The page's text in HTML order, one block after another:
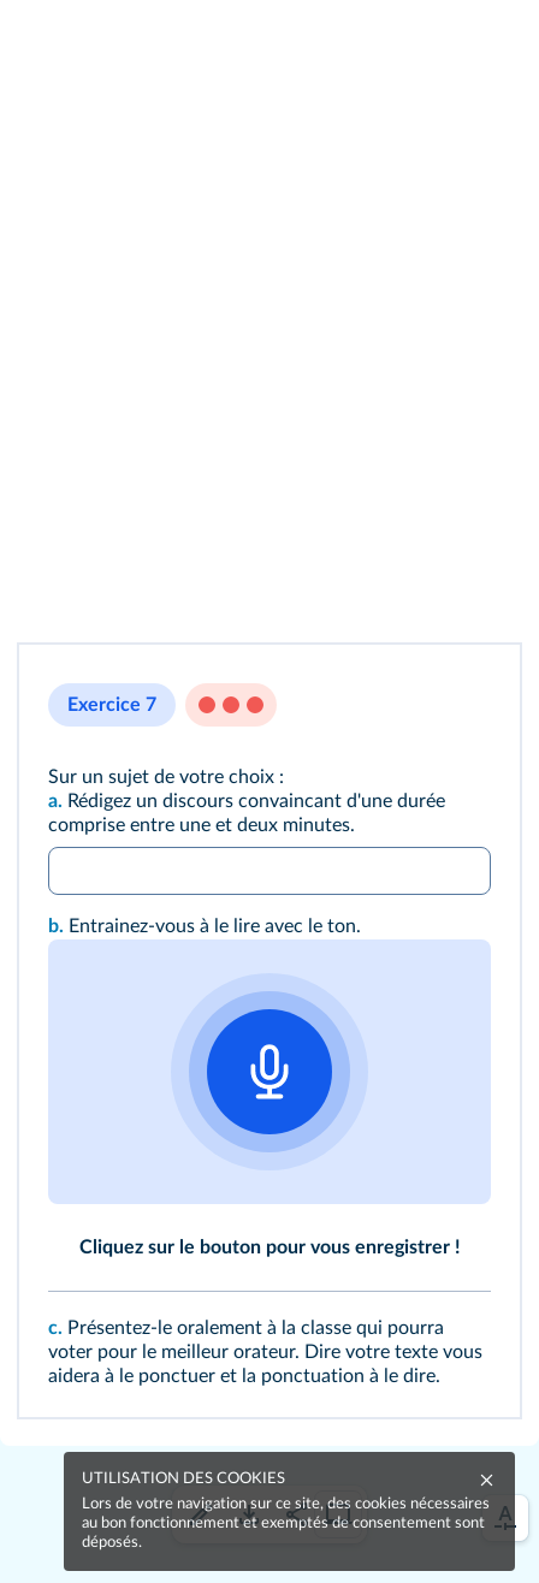
Exercice 7
Sur un sujet de votre choix :
a. Rédigez un discours convaincant d'une durée
comprise entre une et deux minutes.
b. Entrainez-vous à le lire avec le ton.
Cliquez sur le bouton pour vous enregistrer !
c.
voter pour le meilleur orateur. Dire votre texte vous
aidera à le ponctuer et la ponctuation à le dire.
UTILISATION DES COOKIES
Lors de votre navigation sur ce site, des cookies nécessaires
au bon fonctionnement et exemptés de consentement sont
déposés.